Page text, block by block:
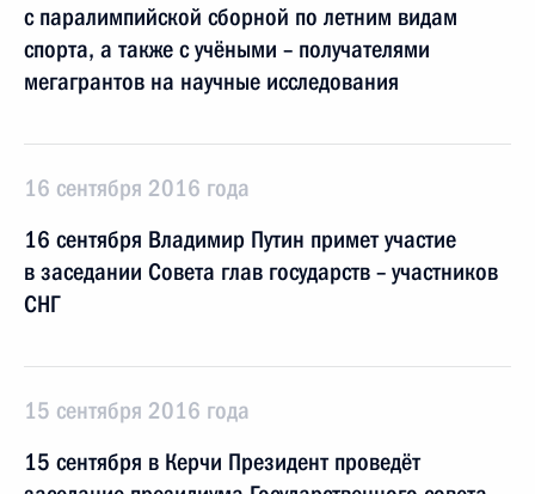
с паралимпийской сборной по летним видам
спорта, а также с учёными – получателями
мегагрантов на научные исследования
16 сентября 2016 года
16 сентября Владимир Путин примет участие
в заседании Совета глав государств – участников
СНГ
15 сентября 2016 года
15 сентября в Керчи Президент проведёт